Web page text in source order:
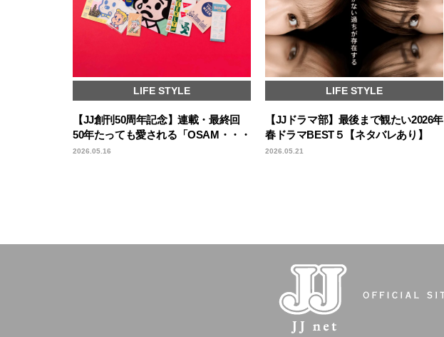
LIFE STYLE
【JJ創刊50周年記念】連載・最終回
50年たっても愛される「OSAM・・・
2026.05.16
LIFE STYLE
【JJドラマ部】最後まで観たい2026年
春ドラマBEST５【ネタバレあり】
2026.05.21